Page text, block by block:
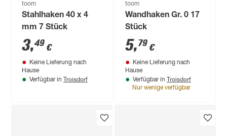
toom
Stahlhaken 40 x 4
mm 7 Stück
3,49 €
Keine Lieferung nach
Hause
Verfügbar in Troisdorf
toom
Wandhaken Gr. 0 17
Stück
5,79 €
Keine Lieferung nach
Hause
Verfügbar in Troisdorf
Nur wenige verfügbar